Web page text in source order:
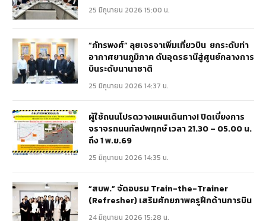
25 มิถุนายน 2026 15:00 น.
“ภัทรพงศ์” ลุยเจรจาเพิ่มเที่ยวบิน ยกระดับท่า
อากาศยานภูมิภาค ดันอุดรธานีสู่ศูนย์กลางการ
บินระดับนานาชาติ
25 มิถุนายน 2026 14:37 น.
ผู้ใช้ถนนโปรดวางแผนเดินทาง! ปิดเบี่ยงการ
จราจรถนนกัลปพฤกษ์ เวลา 21.30 – 05.00 น.
ถึง 1 พ.ย.69
25 มิถุนายน 2026 14:35 น.
“สบพ.” จัดอบรม Train-the-Trainer
(Refresher) เสริมศักยภาพครูฝึกด้านการบิน
24 มิถุนายน 2026 15:28 น.